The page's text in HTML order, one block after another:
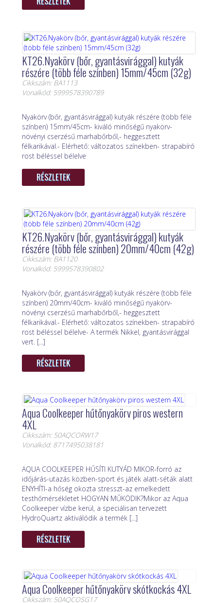
KT26.Nyakörv (bőr, gyantásvirággal) kutyák
részére (több féle színben) 15mm/45cm (32g)
Cikkszám: BA1113
Vonalkód: 5999578390789
Nyakörv (bőr, gyantásvirággal) kutyák részére (több féle
színben) 15mm/45cm- kiváló minőségű nyakörv-
növényi cserzésű marhabőrből,- heggesztett
félkarikával.- Elérhető: változatos színekben- strapabíró
rost béléssel bélelve
RÉSZLETEK
KT26.Nyakörv (bőr, gyantásvirággal) kutyák
részére (több féle színben) 20mm/40cm (42g)
Cikkszám: BA1120
Vonalkód: 5999578390802
Nyakörv (bőr, gyantásvirággal) kutyák részére (több féle
színben) 20mm/40cm- kiváló minőségű nyakörv-
növényi cserzésű marhabőrből,- heggesztett
félkarikával.- Elérhető: változatos színekben- strapabíró
rost béléssel bélelve- A termék Nikkel, gyantásvirággal
vert. [...]
RÉSZLETEK
Aqua Coolkeeper hűtőnyakörv piros western
4XL
Cikkszám: 50AQCORW17
Vonalkód: 8717495038181
AQUA COOLKEEPER HŰSÍTI KUTYÁD MIKOR-forró az
időjárás-utazás közben-sport és játék alatt-séták alatt
ENYHÍTI-a hőség okozta stresszt-az emelkedett
testhőmérsékletet HOGYAN MŰKÖDIK?Mikor az Aqua
Coolkeeper vízbe kerül, a speciálisan tervezett
HydroQuartz aktiválódik a termék [...]
RÉSZLETEK
Aqua Coolkeeper hűtőnyakörv skótkockás 4XL
Cikkszám: 50AQCOSG17